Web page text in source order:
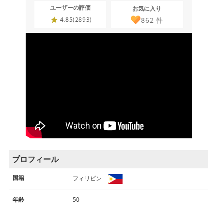
ユーザーの評価
4.85(2893)
お気に入り
862 件
プロフィール
国籍 フィリピン
年齢 50